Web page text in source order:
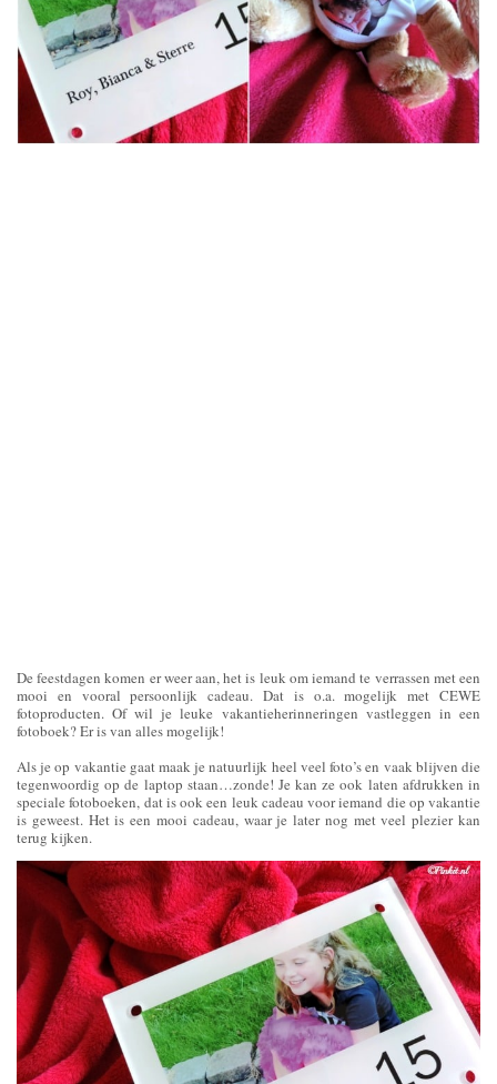
De feestdagen komen er weer aan, het is leuk om iemand te verrassen met een
mooi en vooral persoonlijk cadeau. Dat is o.a. mogelijk met CEWE
fotoproducten. Of wil je leuke vakantieherinneringen vastleggen in een
fotoboek? Er is van alles mogelijk!
Als je op vakantie gaat maak je natuurlijk heel veel foto’s en vaak blijven die
tegenwoordig op de laptop staan…zonde! Je kan ze ook laten afdrukken in
speciale fotoboeken, dat is ook een leuk cadeau voor iemand die op vakantie
is geweest. Het is een mooi cadeau, waar je later nog met veel plezier kan
terug kijken.